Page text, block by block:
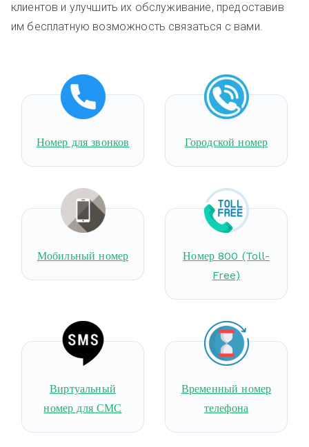
клиентов и улучшить их обслуживание, предоставив
им бесплатную возможность связаться с вами.
Номер для звонков Городской номер
Мобильный номер
Номер 800 (Toll-
Free)
Виртуальный
номер для СМС
Временный номер
телефона